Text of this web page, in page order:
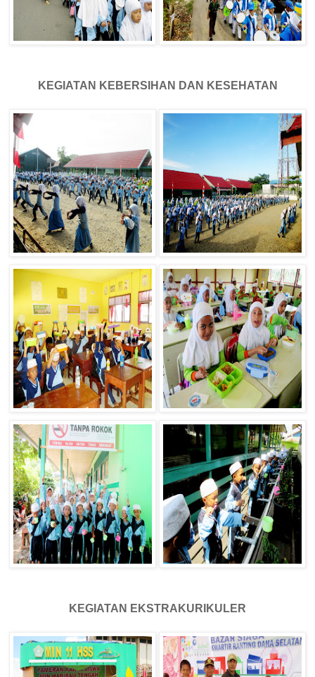
KEGIATAN KEBERSIHAN DAN KESEHATAN
KEGIATAN EKSTRAKURIKULER